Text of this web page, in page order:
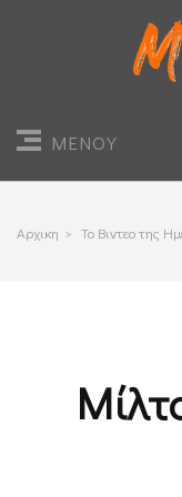
ΜΕΝΟΥ
Αρχικη > Το Βιντεο της